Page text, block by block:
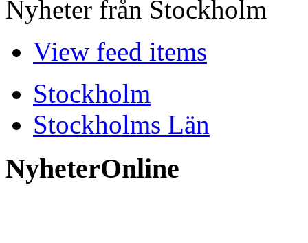
Nyheter från Stockholm
View feed items
Stockholm
Stockholms Län
NyheterOnline